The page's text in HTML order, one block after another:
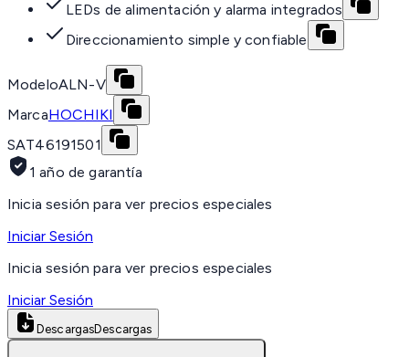
LEDs de alimentación y alarma integrados
Direccionamiento simple y confiable
ModeloALN-V
MarcaHOCHIKI
SAT46191501
1 año de garantía
Inicia sesión para ver precios especiales
Iniciar Sesión
Inicia sesión para ver precios especiales
Iniciar Sesión
DescargasDescargas